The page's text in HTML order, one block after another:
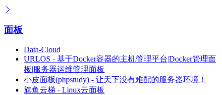
面板
Data-Cloud
URLOS - 基于Docker容器的主机管理平台|Docker管理面
板|服务器运维管理面板
小皮面板(phpstudy) - 让天下没有难配的服务器环境！
旗鱼云梯 - Linux云面板